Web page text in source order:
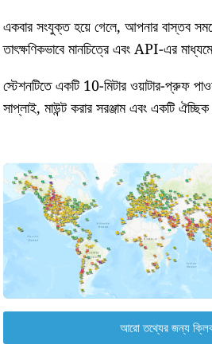
একবার সংযুক্ত হয়ে গেলে, আপনার বাস্তব
তাৎক্ষণিকভাবে মানচিত্রে এবং API-এর
স্টেশনটিতে একটি 10-মিটার ওয়াটার-প্রুফ
সাপ্লাই, মাউন্ট করার সরঞ্জাম এবং একটি
আরো তথ্যের জন্য